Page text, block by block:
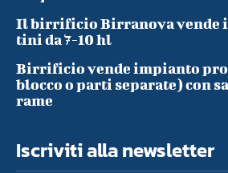
Il birrificio Birranova vende
tini da 7-10 hl
Birrificio vende impianto
blocco o parti separate) con
rame
Iscriviti alla newsletter